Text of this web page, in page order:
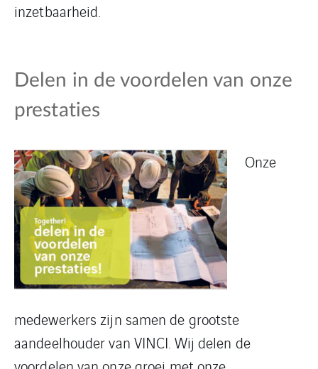
inzetbaarheid.
Delen in de voordelen van onze
prestaties
Onze
medewerkers zijn samen de grootste
aandeelhouder van VINCI. Wij delen de